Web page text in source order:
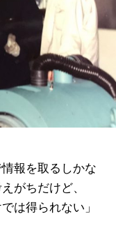
報を取るしかな
がちだけど、
は得られない」